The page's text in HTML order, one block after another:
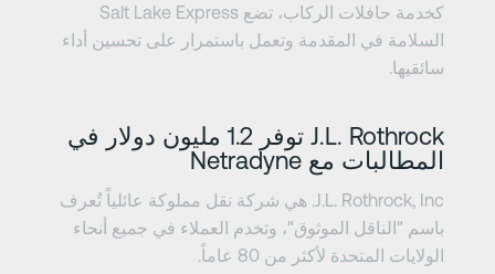
كخدمة حافلات الركاب، تضع Salt Lake Express
وتعمل باستمرار على تحسين أداء
J.L. Rothrock توفر 1.2 مليون دولار في
J.L. Rothrock, Inc. هي شركة نقل مملوكة عائلياً تُعرف
وتخدم العملاء في جميع أنحاء
من 80 عاماً.